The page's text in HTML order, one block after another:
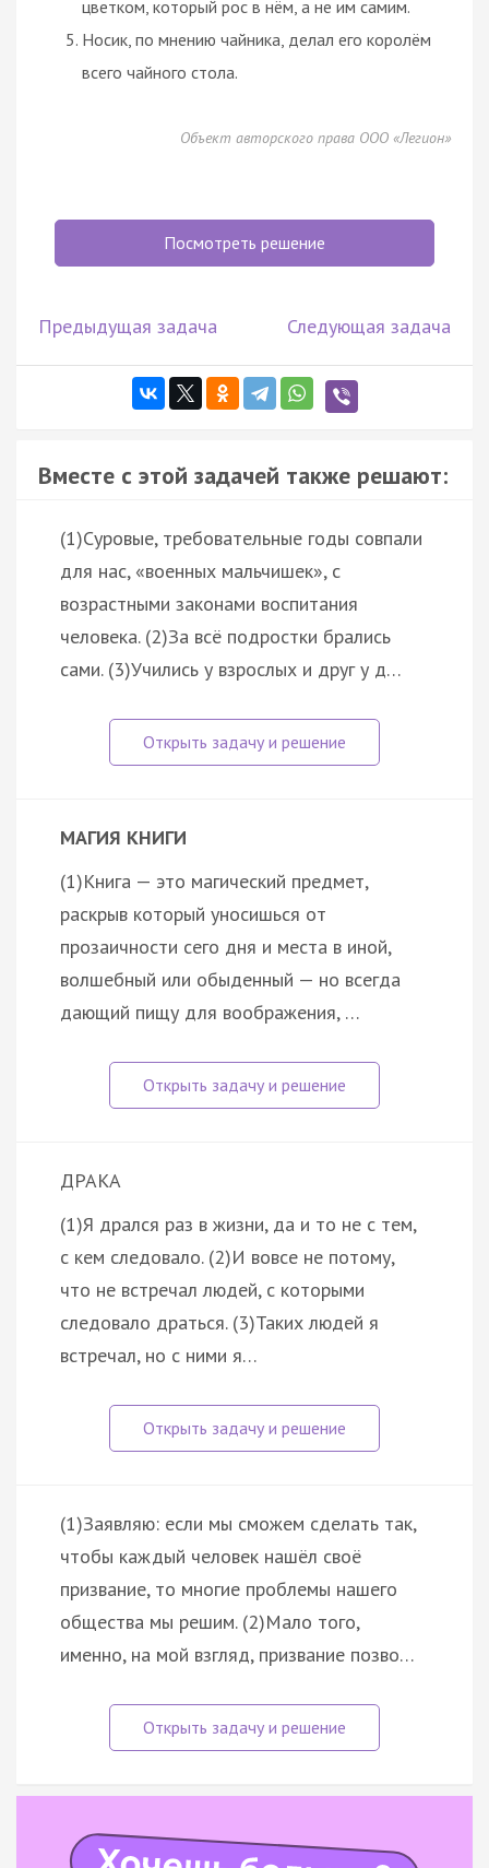
цветком, который рос в нём, а не им самим.
Носик, по мнению чайника, делал его королём
всего чайного стола.
Объект авторского права ООО «Легион»
Посмотреть решение
Предыдущая задача Следующая задача
Вместе с этой задачей также решают:
(1)Суровые, требовательные годы совпали
для нас, «военных мальчишек», с
возрастными законами воспитания
человека. (2)За всё подростки брались
сами. (3)Учились у взрослых и друг у д…
МАГИЯ КНИГИ
(1)Книга — это магический предмет,
раскрыв который уносишься от
прозаичности сего дня и места в иной,
волшебный или обыденный — но всегда
дающий пищу для воображения, …
ДРАКА
(1)Я дрался раз в жизни, да и то не с тем,
с кем следовало. (2)И вовсе не потому,
что не встречал людей, с которыми
следовало драться. (3)Таких людей я
встречал, но с ними я…
(1)Заявляю: если мы сможем сделать так,
чтобы каждый человек нашёл своё
призвание, то многие проблемы нашего
общества мы решим. (2)Мало того,
именно, на мой взгляд, призвание позво…